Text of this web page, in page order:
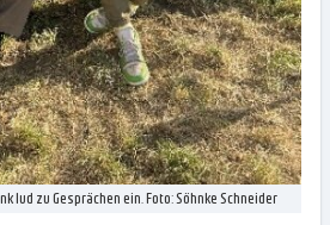
lud zu Gesprächen ein. Foto: Söhnke Schneider